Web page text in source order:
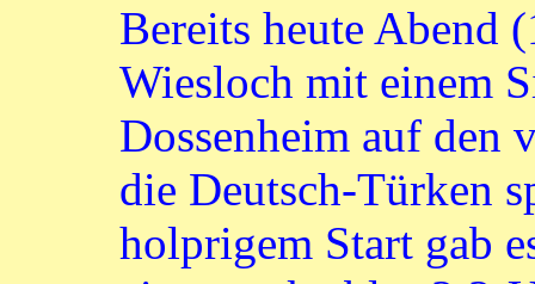
Bereits heute Abend
Wiesloch mit einem
Dossenheim auf den
die Deutsch-Türken
holprigem Start gab